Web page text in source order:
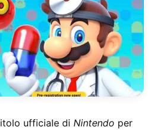
ufficiale diNintendo per